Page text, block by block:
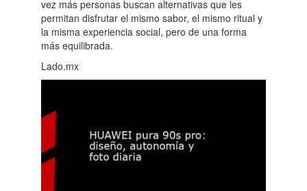
vez más personas buscan alternativas que les
permitan disfrutar el mismo sabor, el mismo ritual y
la misma experiencia social, pero de una forma
más equilibrada.
Lado.mx